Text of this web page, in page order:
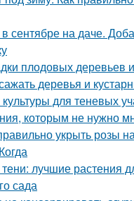
сентябре на даче.
плодовых деревьев
деревья и
для теневых
которым не нужно
укрыть розы
лучшие растения
сада